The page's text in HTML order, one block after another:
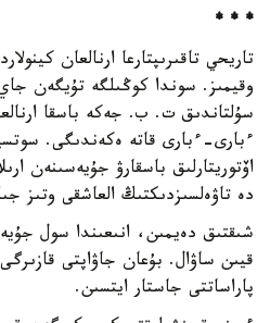
* * *
تاريحي تاقىرىپتارعا ارنالعان
وقيمىز. سوندا كوڭىلگە تۇيگەن
سۇلتاندىق ت. ب. جەكە باسقا
ءبارى-ءبارى قاتە ەكەندىگى.
اۆتوريتارلىق باسقارۋ جۇيەسىنەن
دە تاۋەلسىزدىكتىڭ العاشقى وتىز
شىقتىق دەيمىن، انىعىندا سول
قيىن ساۋال. بۇعان جاۋاپتى
پاراساتتى جاستار ايتسىن.